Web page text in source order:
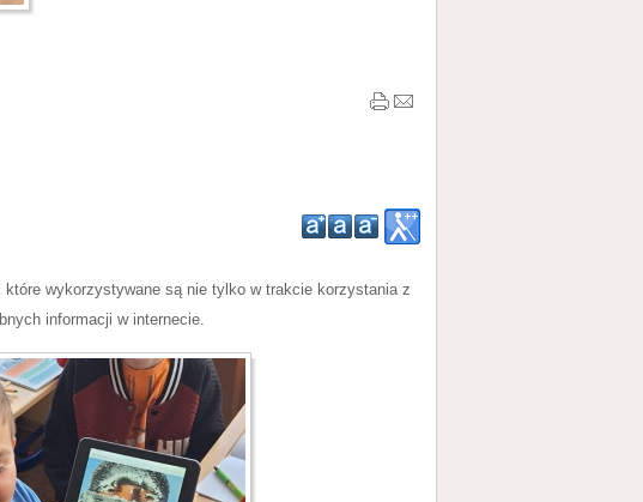
które wykorzystywane są nie tylko w trakcie korzystania z
informacji w internecie.